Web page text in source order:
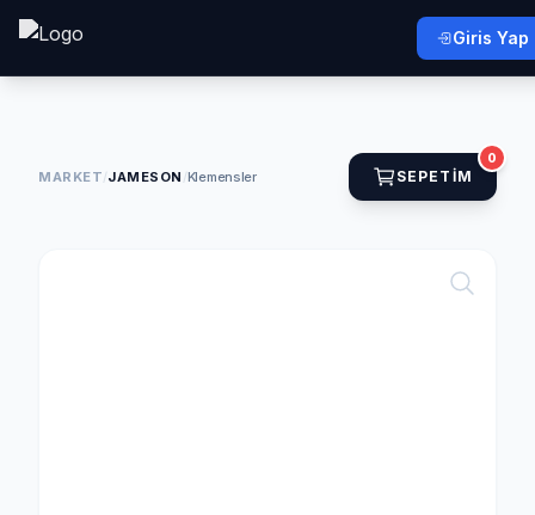
Giris Yap
MARKET/JAMESON /Klemensler SEPETIM
0